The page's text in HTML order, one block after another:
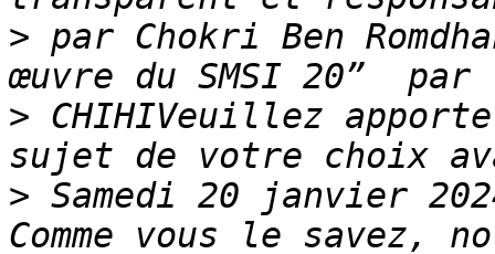
> par Chokri Ben
> CHIHIVeuillez
> Samedi 20 janvier